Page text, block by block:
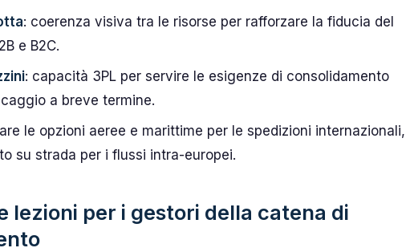
: coerenza visiva tra le risorse per rafforzare la fiducia del
e B2C.
: capacità 3PL per servire le esigenze di consolidamento
a breve termine.
le opzioni aeree e marittime per le spedizioni internazionali,
su strada per i flussi intra-europei.
lezioni per i gestori della catena di